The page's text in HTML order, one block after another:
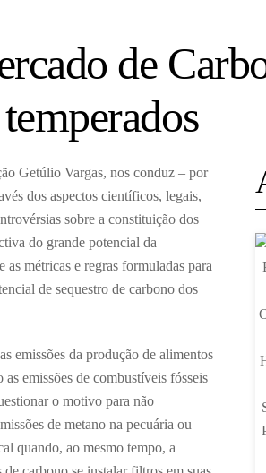
de
Getúlio Vargas, nos conduz – por
dos aspectos científicos, legais,
sobre a constituição dos
do grande potencial da
métricas e regras formuladas para
de sequestro de carbono dos
emissões da produção de alimentos
emissões de combustíveis fósseis
o motivo para não
de metano na pecuária ou
quando, ao mesmo tempo, a